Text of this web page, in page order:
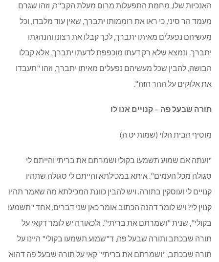
האנכיות שלו, מחמת התפעלות מרום מעלת הקב"ה, וזהו שגרם
מעמד הר סיני, כי ראו את רוממותו יתברך, שאין עוד מלבדו, וכל
מעשיהם נפעלים מאיתו יתברך, לכך קבלו את רצונו והנהגתו
יתברך. ונמצא שלא רק דעתו מוכפפת לדעתו יתברך, אלא קבלו
הבושה, להבין שכל מעשיהם נפעלים מאיתו יתברך, וזהו "תעבדו
את אלוקים על ההר הזה".
תורה שבעל פה – קנויים אנו לו
מוסיף הבית הלוי (שמות יט ה)
"ועתה אם שמוע תשמעו בקולי ושמרתם את בריתי והייתם לי
סגולה מכל העמים". איתא במכילתא והייתם לי סגולה שתהיו
קנויים לי ועוסקין בתורה. ויש להבין כוונת המכילתא מה שאמר תהיו
קנוין לי? ויש לומר דהנה הכתוב אומר כאן שני דברים, אחד "תשמעו
בקולי", שנית "ושמרתם את בריתי", ולכאורה יש לומר דקאי על
תורה שבכתב ותורה שבעל פה, ד"שמוע תשמעו בקולי" היינו על
תורה שבכתב, "ושמרתם את בריתי" קאי על תורה שבעל פה דהוא